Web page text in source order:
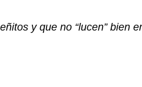
y que no “lucen” bien